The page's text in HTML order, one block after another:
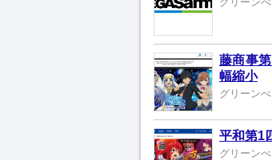
藤商事
幅縮小
グリーンべ
平和第1
グリーンべ